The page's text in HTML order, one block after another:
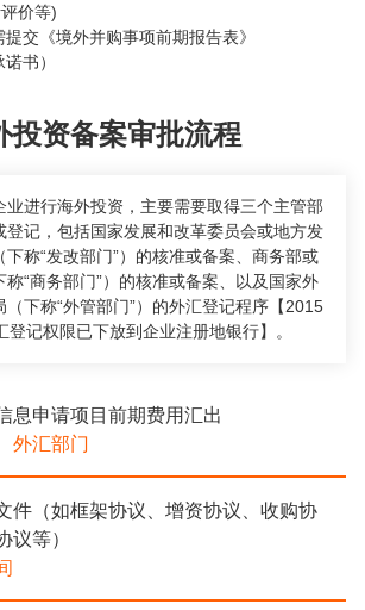
价等)
交《境外并购事项前期报告表》
书）
投资备案审批流程
业进行海外投资，主要需要取得三个主管部
登记，包括国家发展和改革委员会或地方发
下称“发改部门”）的核准或备案、商务部或
“商务部门”）的核准或备案、以及国家外
下称“外管部门”）的外汇登记程序【2015
登记权限已下放到企业注册地银行】。
息申请项目前期费用汇出
外汇部门
件（如框架协议、增资协议、收购协
议等）